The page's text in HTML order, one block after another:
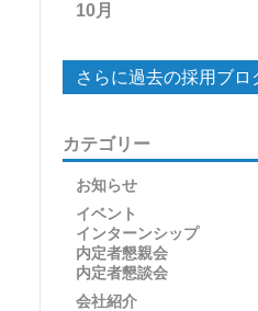
10月
さらに過去の採用ブロ
カテゴリー
お知らせ
イベント
インターンシップ
内定者懇親会
内定者懇談会
会社紹介